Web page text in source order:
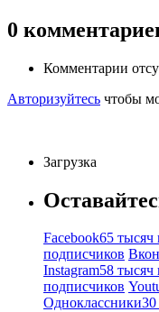
0
Комментарии
Авторизуйтесь чтобы
Загрузка
Facebook65 тысяч
подписчиков
Instagram58 тысяч
подписчиков
Одноклассники30